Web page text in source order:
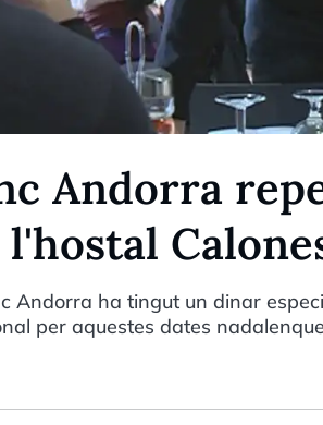
Andorra
Andorra ha tingut un dinar
per aquestes dates